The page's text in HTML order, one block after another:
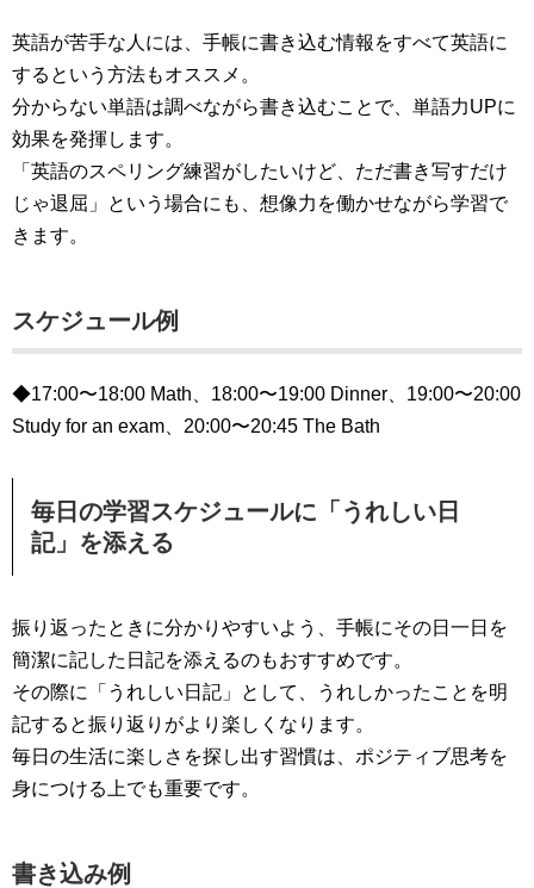
英語が苦手な人には、手帳に書き込む情報をすべて英語に
するという方法もオススメ。
分からない単語は調べながら書き込むことで、単語力UPに
効果を発揮します。
「英語のスペリング練習がしたいけど、ただ書き写すだけ
じゃ退屈」という場合にも、想像力を働かせながら学習で
きます。
スケジュール例
◆17:00〜18:00 Math、18:00〜19:00 Dinner、19:00〜20:00
Study for an exam、20:00〜20:45 The Bath
毎日の学習スケジュールに「うれしい日
記」を添える
振り返ったときに分かりやすいよう、手帳にその日一日を
簡潔に記した日記を添えるのもおすすめです。
その際に「うれしい日記」として、うれしかったことを明
記すると振り返りがより楽しくなります。
毎日の生活に楽しさを探し出す習慣は、ポジティブ思考を
身につける上でも重要です。
書き込み例